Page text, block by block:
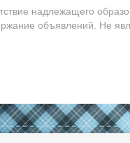
надлежащего
объявлений. Не